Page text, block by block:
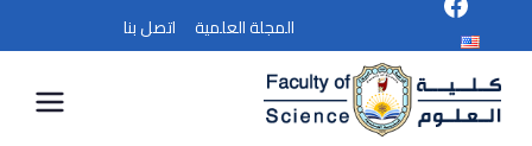
المجلة العلمية اتصل بنا